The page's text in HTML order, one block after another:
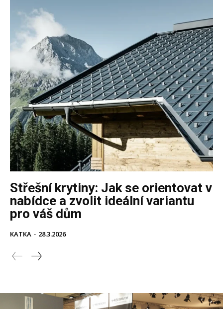
Střešní krytiny: Jak se orientovat v
nabídce a zvolit ideální variantu
pro váš dům
KATKA - 28.3.2026